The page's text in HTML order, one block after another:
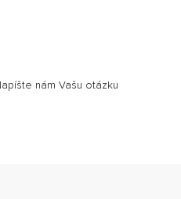
nám Vašu otázku